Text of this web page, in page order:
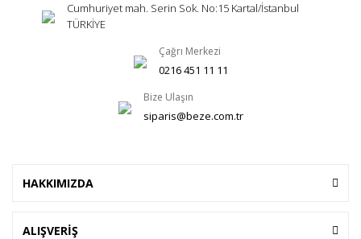
Cumhuriyet mah. Serin Sok. No:15 Kartal/İstanbul
TÜRKİYE
Çağrı Merkezi
0216 451 11 11
Bize Ulaşın
siparis@beze.com.tr
HAKKIMIZDA
ALIŞVERİŞ